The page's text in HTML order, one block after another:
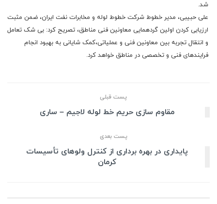
شد.
علی حبیبی، مدیر خطوط شرکت خطوط لوله و مخابرات نفت ایران، ضمن مثبت
ارزیابی کردن اولین گردهمایی معاونین فنی مناطق، تصریح کرد: بی شک تعامل
و انتقال تجربه بین معاونین فنی و عملیاتی،کمک شایانی به بهبود انجام
فرایندهای فنی و تخصصی در مناطق خواهد کرد.
پست قبلی
مقاوم سازی حریم خط لوله لاجیم – ساری
پست بعدی
پایداری در بهره برداری از کنترل ولوهای تأسیسات
کرمان